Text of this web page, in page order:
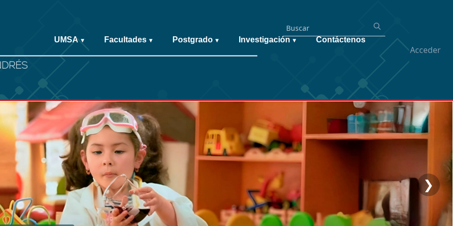
Acceder
UMSA ▾ Facultades ▾ Postgrado ▾ Investigación ▾ Contáctenos
❯